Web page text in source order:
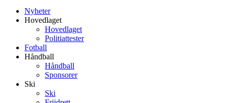
Nyheter
Hovedlaget
Hovedlaget
Politiattester
Fotball
Håndball
Håndball
Sponsorer
Ski
Ski